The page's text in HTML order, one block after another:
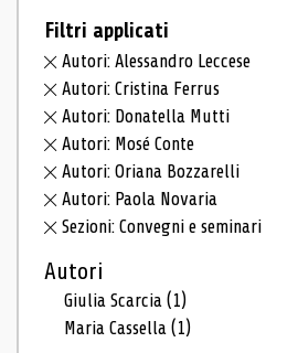
Filtri applicati
Autori: Alessandro Leccese
Autori: Cristina Ferrus
Autori: Donatella Mutti
Autori: Mosé Conte
Autori: Oriana Bozzarelli
Autori: Paola Novaria
Sezioni: Convegni e seminari
Autori
Giulia Scarcia(1)
Maria Cassella(1)